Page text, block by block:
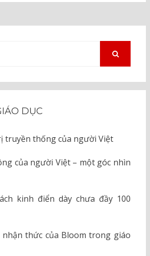
DỤC
truyền thống của người Việt
của người Việt – một góc nhìn
kinh điển dày chưa đầy 100
thức của Bloom trong giáo